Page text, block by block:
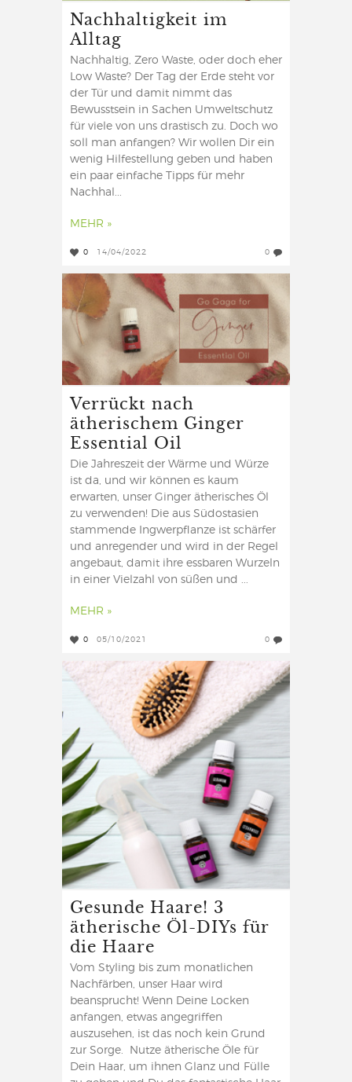
Nachhaltigkeit im
Alltag
Nachhaltig, Zero Waste, oder doch eher
Low Waste? Der Tag der Erde steht vor
der Tür und damit nimmt das
Bewusstsein in Sachen Umweltschutz
für viele von uns drastisch zu. Doch wo
soll man anfangen? Wir wollen Dir ein
wenig Hilfestellung geben und haben
ein paar einfache Tipps für mehr
Nachhal...
MEHR »
0 14/04/2022 0
Verrückt nach
ätherischem Ginger
Essential Oil
Die Jahreszeit der Wärme und Würze
ist da, und wir können es kaum
erwarten, unser Ginger ätherisches Öl
zu verwenden! Die aus Südostasien
stammende Ingwerpflanze ist schärfer
und anregender und wird in der Regel
angebaut, damit ihre essbaren Wurzeln
in einer Vielzahl von süßen und ...
MEHR »
0 05/10/2021 0
Gesunde Haare! 3
ätherische Öl-DIYs für
die Haare
Vom Styling bis zum monatlichen
Nachfärben, unser Haar wird
beansprucht! Wenn Deine Locken
anfangen, etwas angegriffen
auszusehen, ist das noch kein Grund
zur Sorge. Nutze ätherische Öle für
Dein Haar, um ihnen Glanz und Fülle